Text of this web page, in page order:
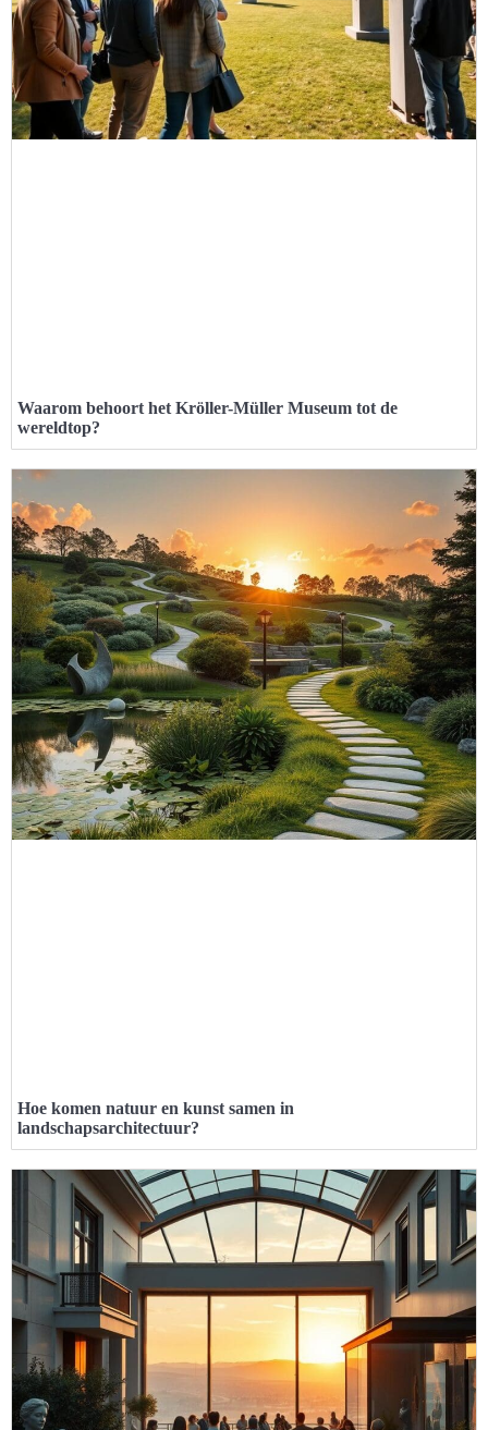
Waarom behoort het Kröller-Müller Museum tot de
wereldtop?
Hoe komen natuur en kunst samen in
landschapsarchitectuur?